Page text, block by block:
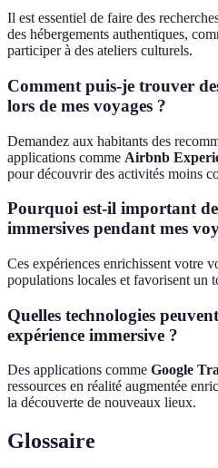
Il est essentiel de faire des
des hébergements authentiques,
participer à des ateliers culturels.
Comment puis-je trouver
lors de mes voyages ?
Demandez aux habitants des
applications comme Airbnb
pour découvrir des activités moins
Pourquoi est-il important de
immersives pendant mes
Ces expériences enrichissent votre
populations locales et favorisent un
Quelles technologies
expérience immersive ?
Des applications comme Google
ressources en réalité augmentée
la découverte de nouveaux lieux.
Glossaire